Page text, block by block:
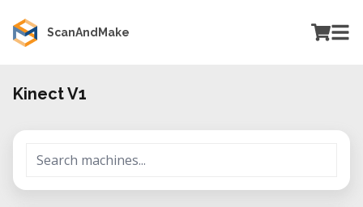
ScanAndMake
Kinect V1